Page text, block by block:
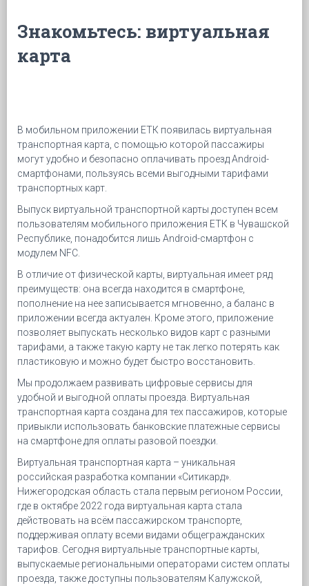
Знакомьтесь: виртуальная
карта
В мобильном приложении EТК появилась виртуальная
транспортная карта, с помощью которой пассажиры
могут удобно и безопасно оплачивать проезд Android-
смартфонами, пользуясь всеми выгодными тарифами
транспортных карт.
Выпуск виртуальной транспортной карты доступен всем
пользователям мобильного приложения EТК в Чувашской
Республике, понадобится лишь Android-смартфон с
модулем NFC.
В отличие от физической карты, виртуальная имеет ряд
преимуществ: она всегда находится в смартфоне,
пополнение на нее записывается мгновенно, а баланс в
приложении всегда актуален. Кроме этого, приложение
позволяет выпускать несколько видов карт с разными
тарифами, а также такую карту не так легко потерять как
пластиковую и можно будет быстро восстановить.
Мы продолжаем развивать цифровые сервисы для
удобной и выгодной оплаты проезда. Виртуальная
транспортная карта создана для тех пассажиров, которые
привыкли использовать банковские платежные сервисы
на смартфоне для оплаты разовой поездки.
Виртуальная транспортная карта – уникальная
российская разработка компании «Ситикард».
Нижегородская область стала первым регионом России,
где в октябре 2022 года виртуальная карта стала
действовать на всём пассажирском транспорте,
поддерживая оплату всеми видами общегражданских
тарифов. Сегодня виртуальные транспортные карты,
выпускаемые региональными операторами систем оплаты
проезда, также доступны пользователям Калужской,